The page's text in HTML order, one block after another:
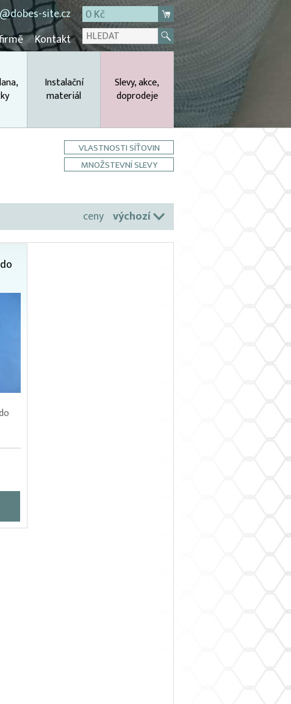
site.cz
0 Kč
Kontakt
Instalační
materiál
Slevy, akce,
doprodeje
VLASTNOSTI SÍŤOVIN
MNOŽSTEVNÍ SLEVY
ceny výchozí